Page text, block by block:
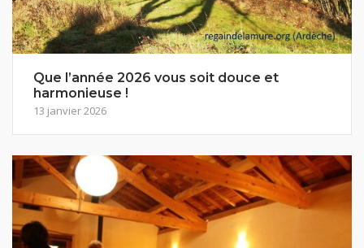
Que l’année 2026 vous soit douce et
harmonieuse !
13 janvier 2026